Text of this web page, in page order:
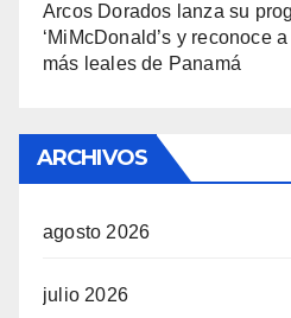
Arcos Dorados lanza su
‘MiMcDonald’s y reconoce
más leales de Panamá
ARCHIVOS
agosto 2026
julio 2026